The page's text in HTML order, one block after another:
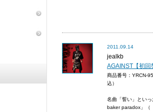
2011.09.14
jealkb
AGAINST【初
商品番号：YRCN-
込）
名曲「誓い」とい
baker paradox」（